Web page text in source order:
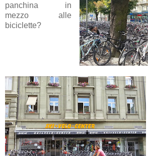
panchina in
mezzo alle
biciclette?